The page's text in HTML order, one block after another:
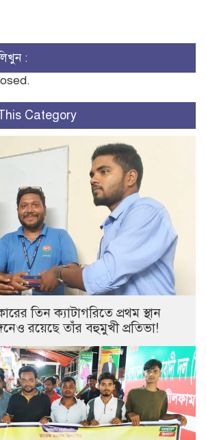
:
Category
তিন ক্যাটাগরিতে প্রথম স্থান
রয়েছে তাঁর বহুমুখী প্রতিভা!